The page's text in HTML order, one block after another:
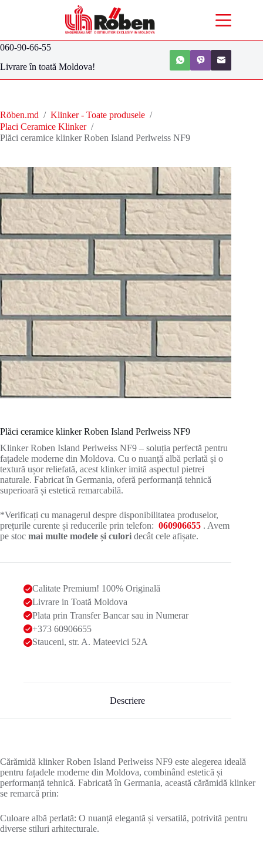
060-90-66-55
Livrare în toată Moldova!
Röben.md / Klinker - Toate produsele /
Placi Ceramice Klinker /
Plăci ceramice klinker Roben Island Perlweiss NF9
Plăci ceramice klinker Roben Island Perlweiss NF9
Klinker Roben Island Perlweiss NF9 – soluția perfectă pentru
fațadele moderne din Moldova. Cu o nuanță albă perlată și o
textură ușor reliefată, acest klinker imită aspectul pietrei
naturale. Fabricat în Germania, oferă performanță tehnică
superioară și estetică remarcabilă.
*Verificați cu managerul despre disponibilitatea produselor,
prețurile curente și reducerile prin telefon: 060906655 . Avem
pe stoc mai multe modele și culori decât cele afișate.
Calitate Premium! 100% Originală
Livrare in Toată Moldova
Plata prin Transfer Bancar sau in Numerar
+373 60906655
Stauceni, str. A. Mateevici 52A
Descriere
Cărămidă klinker Roben Island Perlweiss NF9 este alegerea ideală
pentru fațadele moderne din Moldova, combinând estetică și
performanță tehnică. Fabricată în Germania, această cărămidă klinker
se remarcă prin:
Culoare albă perlată: O nuanță elegantă și versatilă, potrivită pentru
diverse stiluri arhitecturale.